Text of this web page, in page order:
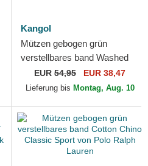
Kangol
Mützen gebogen grün
verstellbares band Washed
Baseball Algae von Kangol
EUR 54,95 EUR 38,47
Lieferung bis Montag, Aug. 10